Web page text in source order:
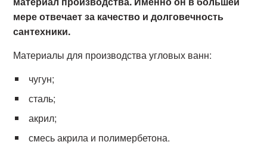
мере отвечает за качество и долговечность
сантехники.
Материалы для производства угловых ванн:
чугун;
сталь;
акрил;
смесь акрила и полимербетона.